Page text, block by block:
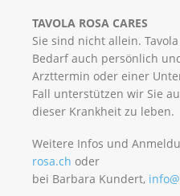
TAVOLA ROSA CARES
Sie sind nicht allein.
Bedarf auch persönlich
Arzttermin oder einer
Fall unterstützen wir Sie
dieser Krankheit zu leben.
Weitere Infos und
rosa.ch oder
bei Barbara Kundert,